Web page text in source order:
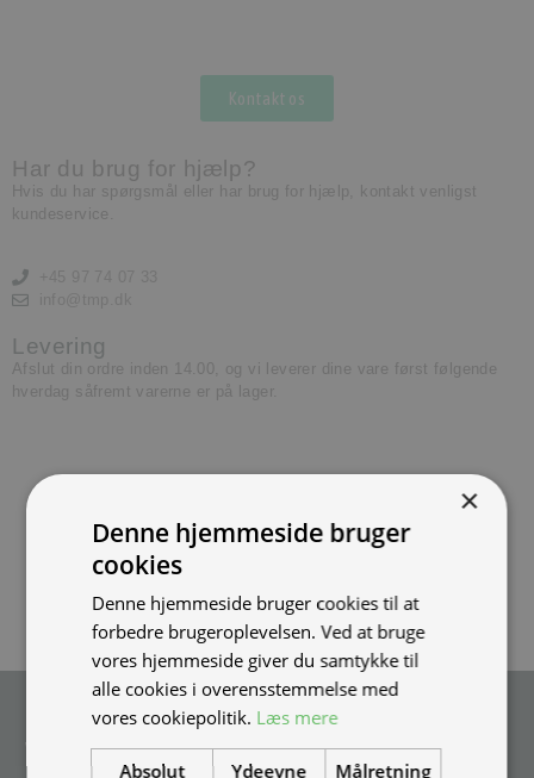
Kontakt os
Har du brug for hjælp?
Hvis du har spørgsmål eller har brug for hjælp, kontakt venligst
kundeservice.
Levering
Afslut din ordre inden 14.00, og vi leverer dine vare først følgende
hverdag såfremt varerne er på lager.
Tilmeld nyhedsmail
Vær blandt de første til at modtage info om nye produkter, tilbud,
×
Denne hjemmeside bruger
cookies
Denne hjemmeside bruger cookies til at
forbedre brugeroplevelsen. Ved at bruge
vores hjemmeside giver du samtykke til
alle cookies i overensstemmelse med
vores cookiepolitik. Læs mere
Absolut
Ydeevne Målretning